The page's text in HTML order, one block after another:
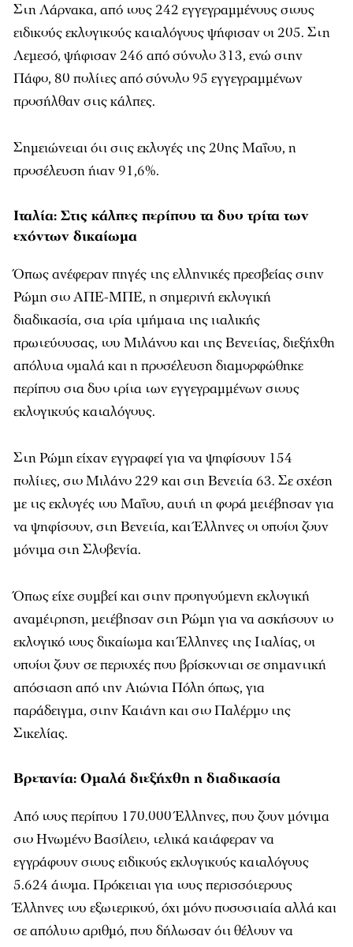
Στη Λάρνακα, από τους 242 εγγεγραμμένους στους
ειδικούς εκλογικούς καταλόγους ψήφισαν οι 205. Στη
Λεμεσό, ψήφισαν 246 από σύνολο 313, ενώ στην
Πάφο, 80 πολίτες από σύνολο 95 εγγεγραμμένων
προσήλθαν στις κάλπες.
Σημειώνεται ότι στις εκλογές της 20ης Μαΐου, η
προσέλευση ήταν 91,6%.
Ιταλία: Στις κάλπες περίπου τα δυο τρίτα των
εχόντων δικαίωμα
Όπως ανέφεραν πηγές της ελληνικές πρεσβείας στην
Ρώμη στο ΑΠΕ-ΜΠΕ, η σημερινή εκλογική
διαδικασία, στα τρία τμήματα της ιταλικής
πρωτεύουσας, του Μιλάνου και της Βενετίας, διεξήχθη
απόλυτα ομαλά και η προσέλευση διαμορφώθηκε
περίπου στα δυο τρίτα των εγγεγραμμένων στους
εκλογικούς καταλόγους.
Στη Ρώμη είχαν εγγραφεί για να ψηφίσουν 154
πολίτες, στο Μιλάνο 229 και στη Βενετία 63. Σε σχέση
με τις εκλογές του Μαΐου, αυτή τη φορά μετέβησαν για
να ψηφίσουν, στη Βενετία, και Έλληνες οι οποίοι ζουν
μόνιμα στη Σλοβενία.
Όπως είχε συμβεί και στην προηγούμενη εκλογική
αναμέτρηση, μετέβησαν στη Ρώμη για να ασκήσουν το
εκλογικό τους δικαίωμα και Έλληνες της Ιταλίας, οι
οποίοι ζουν σε περιοχές που βρίσκονται σε σημαντική
απόσταση από την Αιώνια Πόλη όπως, για
παράδειγμα, στην Κατάνη και στο Παλέρμο της
Σικελίας.
Βρετανία: Ομαλά διεξήχθη η διαδικασία
Από τους περίπου 170.000 Έλληνες, που ζουν μόνιμα
στο Ηνωμένο Βασίλειο, τελικά κατάφεραν να
εγγράφουν στους ειδικούς εκλογικούς καταλόγους
5.624 άτομα. Πρόκειται για τους περισσότερους
Έλληνες του εξωτερικού, όχι μόνο ποσοστιαία αλλά και
σε απόλυτο αριθμό, που δήλωσαν ότι θέλουν να